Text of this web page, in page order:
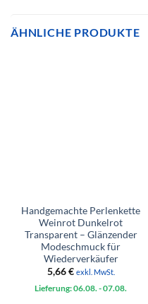
ÄHNLICHE PRODUKTE
Handgemachte Perlenkette
Weinrot Dunkelrot
Transparent – Glänzender
Modeschmuck für
Wiederverkäufer
5,66€ exkl. MwSt.
Lieferung: 06.08. - 07.08.